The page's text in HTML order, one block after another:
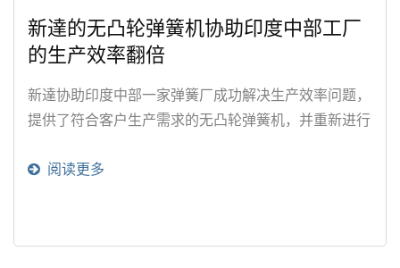
新達的无凸轮弹簧机协助印度中部工厂
的生产效率翻倍
新達协助印度中部一家弹簧厂成功解决生产效率问题，
提供了符合客户生产需求的无凸轮弹簧机，并重新进行
率，还大大减轻了调机师傅的工作负担，让弹簧生产更
阅读更多